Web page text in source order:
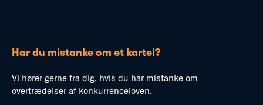
Har du mistanke om et kartel?
Vi hører gerne fra dig, hvis du har mistanke om
overtrædelser af konkurrenceloven.